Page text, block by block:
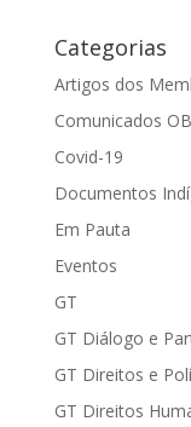
Categorias
Artigos dos
Comunicados
Covid-19
Documentos
Em Pauta
Eventos
GT
GT Diálogo e
GT Direitos e
GT Direitos